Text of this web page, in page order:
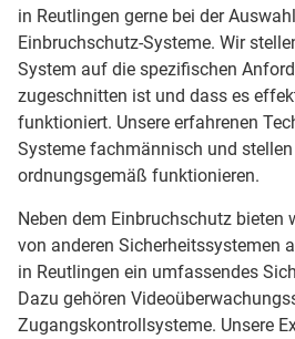
in Reutlingen gerne bei der
Einbruchschutz-Systeme. Wir
System auf die spezifischen
zugeschnitten ist und dass es
funktioniert. Unsere erfahrenen
Systeme fachmännisch und
ordnungsgemäß funktionieren.
Neben dem Einbruchschutz bieten
von anderen Sicherheitssystemen
in Reutlingen ein umfassendes
Dazu gehören
Zugangskontrollsysteme. Unsere